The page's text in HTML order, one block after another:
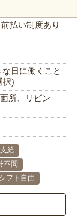
払い制度あり
日に働くこと
択)
所、リビン
給
不問
シフト自由